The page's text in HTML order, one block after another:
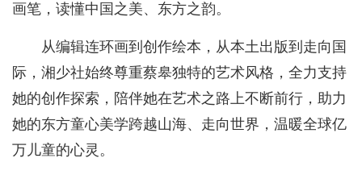
画笔，读懂中国之美、东方之韵。
从编辑连环画到创作绘本，从本土出版到走向国
际，湘少社始终尊重蔡皋独特的艺术风格，全力支持
她的创作探索，陪伴她在艺术之路上不断前行，助力
她的东方童心美学跨越山海、走向世界，温暖全球亿
万儿童的心灵。